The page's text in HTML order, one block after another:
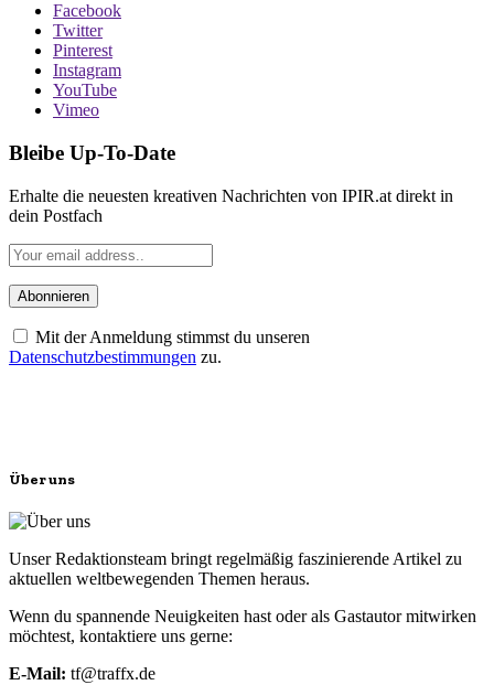
Facebook
Twitter
Pinterest
Instagram
YouTube
Vimeo
Bleibe Up-To-Date
Erhalte die neuesten kreativen Nachrichten von IPIR.at direkt in
dein Postfach
Mit der Anmeldung stimmst du unseren
Datenschutzbestimmungen zu.
Über uns
Unser Redaktionsteam bringt regelmäßig faszinierende Artikel zu
aktuellen weltbewegenden Themen heraus.
Wenn du spannende Neuigkeiten hast oder als Gastautor mitwirken
möchtest, kontaktiere uns gerne:
E-Mail: tf@traffx.de